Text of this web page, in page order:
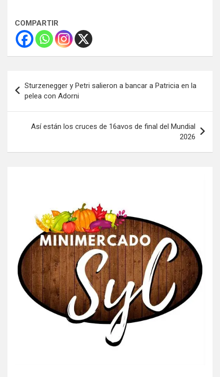
COMPARTIR
de
entradas
Sturzenegger y Petri salieron a bancar a Patricia en la
pelea con Adorni
Así están los cruces de 16avos de final del Mundial
2026